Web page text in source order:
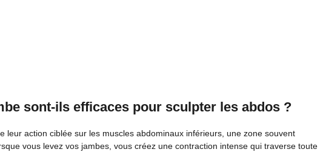
sont-ils efficaces pour sculpter les abdos ?
leur action ciblée sur les muscles abdominaux inférieurs, une zone souvent
vous levez vos jambes, vous créez une contraction intense qui traverse toute